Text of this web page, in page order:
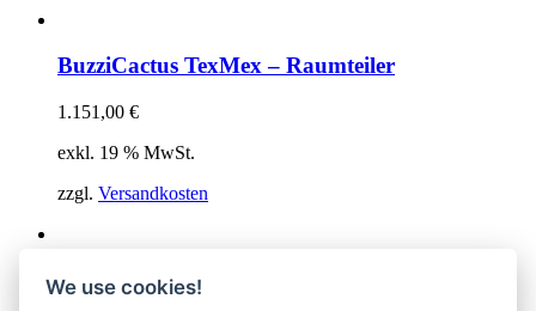
BuzziCactus TexMex – Raumteiler
1.151,00 €
exkl. 19 % MwSt.
zzgl. Versandkosten
BuzziChandelier – Pendelleuchte
We use cookies!